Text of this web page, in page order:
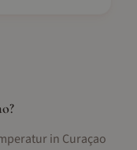
in Curaçao